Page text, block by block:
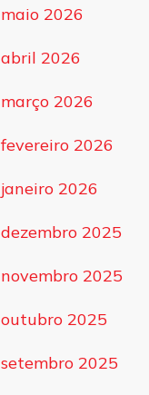
maio 2026
abril 2026
março 2026
fevereiro 2026
janeiro 2026
dezembro 2025
novembro 2025
outubro 2025
setembro 2025